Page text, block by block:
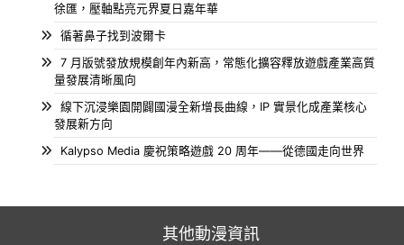
徐匯，壓軸點亮元界夏日嘉年華
循著鼻子找到波爾卡
7 月版號發放規模創年內新高，常態化擴容釋放遊戲產業高質
量發展清晰風向
線下沉浸樂園開闢國漫全新增長曲線，IP 實景化成產業核心
發展新方向
Kalypso Media 慶祝策略遊戲 20 周年——從德國走向世界
其他動漫資訊